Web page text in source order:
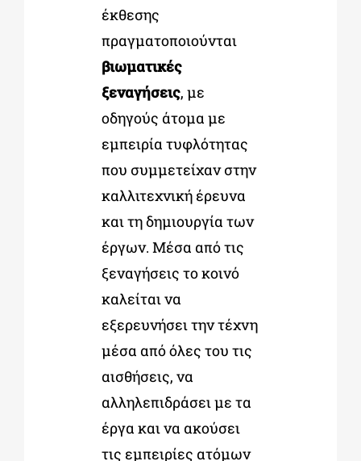
έκθεσης
πραγματοποιούνται
βιωματικές
ξεναγήσεις, με
οδηγούς άτομα με
εμπειρία τυφλότητας
που συμμετείχαν στην
καλλιτεχνική έρευνα
και τη δημιουργία των
έργων. Μέσα από τις
ξεναγήσεις το κοινό
καλείται να
εξερευνήσει την τέχνη
μέσα από όλες του τις
αισθήσεις, να
αλληλεπιδράσει με τα
έργα και να ακούσει
τις εμπειρίες ατόμων